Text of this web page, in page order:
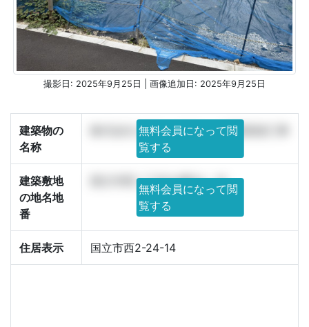
撮影日: 2025年9月25日 | 画像追加日: 2025年9月25日
建築物の
名称
株式会社エヴァーグリーン様邸新築工事
無料会員になって閲
覧する
建築敷地
の地名地
番
国立市西二丁目24番14・15
無料会員になって閲
覧する
住居表示 国立市西2-24-14